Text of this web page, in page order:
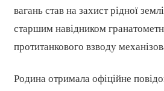
вагань став на захист рідної
старшим навідником
протитанкового взводу
Родина отримала офіційне